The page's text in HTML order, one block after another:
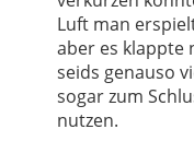
Luft man
aber es klappte
seids genauso
sogar zum
nutzen.